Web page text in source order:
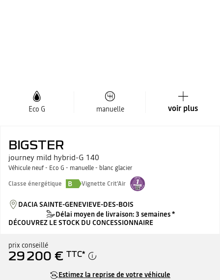
Eco G manuelle voir plus
BIGSTER
journey mild hybrid-G 140
Véhicule neuf - Eco G - manuelle - blanc glacier
Classe énergétique
B Vignette Crit'Air
DACIA SAINTE-GENEVIEVE-DES-BOIS
Délai moyen de livraison: 3 semaines *
DÉCOUVREZ LE STOCK DU CONCESSIONNAIRE
prix conseillé
29 200 € TTC*
Estimez la reprise de votre véhicule